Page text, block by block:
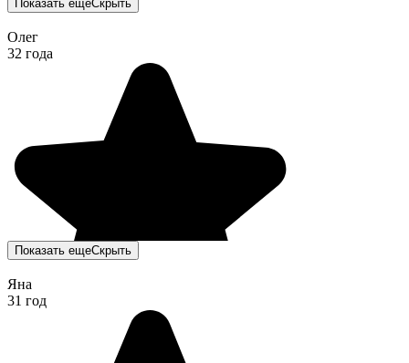
Показать ещеСкрыть
Олег
32 года
Показать ещеСкрыть
Яна
31 год